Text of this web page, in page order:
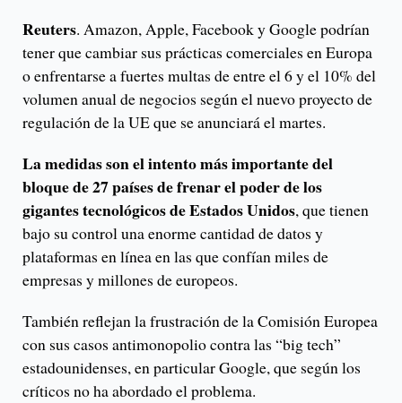
Reuters. Amazon, Apple, Facebook y Google podrían
tener que cambiar sus prácticas comerciales en Europa
o enfrentarse a fuertes multas de entre el 6 y el 10% del
volumen anual de negocios según el nuevo proyecto de
regulación de la UE que se anunciará el martes.
La medidas son el intento más importante del
bloque de 27 países de frenar el poder de los
gigantes tecnológicos de Estados Unidos, que tienen
bajo su control una enorme cantidad de datos y
plataformas en línea en las que confían miles de
empresas y millones de europeos.
También reflejan la frustración de la Comisión Europea
con sus casos antimonopolio contra las “big tech”
estadounidenses, en particular Google, que según los
críticos no ha abordado el problema.